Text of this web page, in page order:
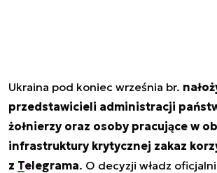
Ukraina pod koniec września br.
przedstawicieli administracji
żołnierzy oraz osoby pracujące w
infrastruktury krytycznej zakaz
z Telegrama. O decyzji władz